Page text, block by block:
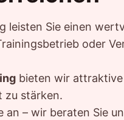
leisten Sie einen
oder
bieten wir attraktive
zu stärken.
an – wir beraten Sie